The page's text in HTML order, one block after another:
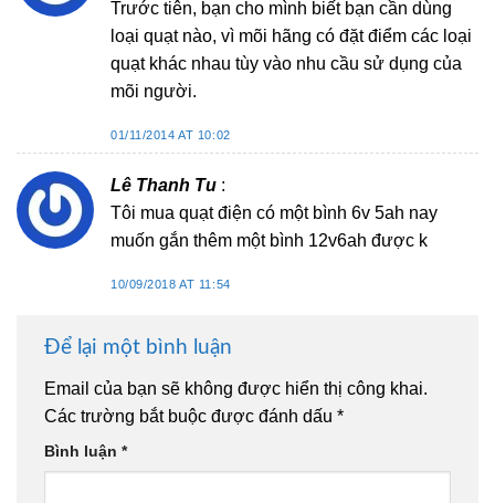
Trước tiên, bạn cho mình biết bạn cần dùng
loại quạt nào, vì mõi hãng có đặt điểm các loại
quạt khác nhau tùy vào nhu cầu sử dụng của
mõi người.
01/11/2014 AT 10:02
Lê Thanh Tu :
Tôi mua quạt điện có một bình 6v 5ah nay
muốn gắn thêm một bình 12v6ah được k
10/09/2018 AT 11:54
Để lại một bình luận
Email của bạn sẽ không được hiển thị công khai.
Các trường bắt buộc được đánh dấu *
Bình luận *